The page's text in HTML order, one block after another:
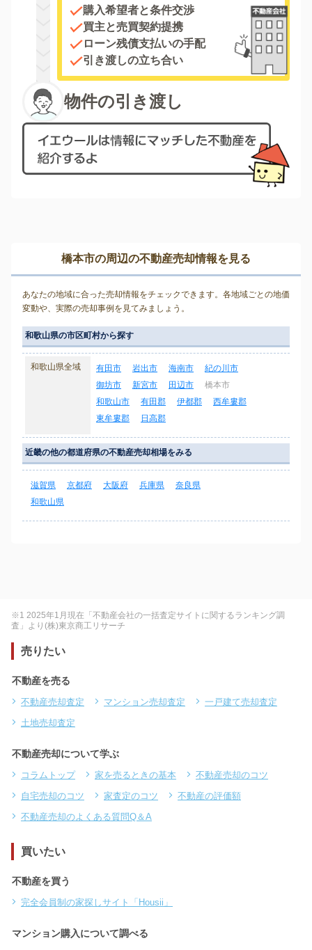
購入希望者と条件交渉
買主と売買契約提携
ローン残債支払いの手配
引き渡しの立ち合い
物件の引き渡し
橋本市の周辺の不動産売却情報を見る
あなたの地域に合った売却情報をチェックできます。各地域ごとの地価
変動や、実際の売却事例を見てみましょう。
和歌山県の市区町村から探す
和歌山県全域 有田市 岩出市 海南市
紀の川市
御坊市
新宮市 田辺市
橋本市
和歌山市
有田郡 伊都郡
西牟婁郡
東牟婁郡
日高郡
近畿の他の都道府県の不動産売却相場をみる
滋賀県 京都府 大阪府 兵庫県
奈良県
和歌山県
※1 2025年1月現在「不動産会社の一括査定サイトに関するランキング調
査」より(株)東京商工リサーチ
売りたい
不動産を売る
不動産売却査定 マンション売却査定
一戸建て売却査定
土地売却査定
不動産売却について学ぶ
コラムトップ 家を売るときの基本
不動産売却のコツ
自宅売却のコツ
家査定のコツ
不動産の評価額
不動産売却のよくある質問Q＆A
買いたい
不動産を買う
完全会員制の家探しサイト「Housii」
マンション購入について調べる